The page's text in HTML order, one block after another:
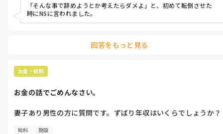
「そんな事で辞めようとか考えたらダメよ」と、初めて転倒させた
時にNSに言われました。
回答をもっと見る
お金・給料
お金の話でごめんなさい。
妻子あり男性の方に質問です。ずばり年収はいくらでしょうか？
給料 施設